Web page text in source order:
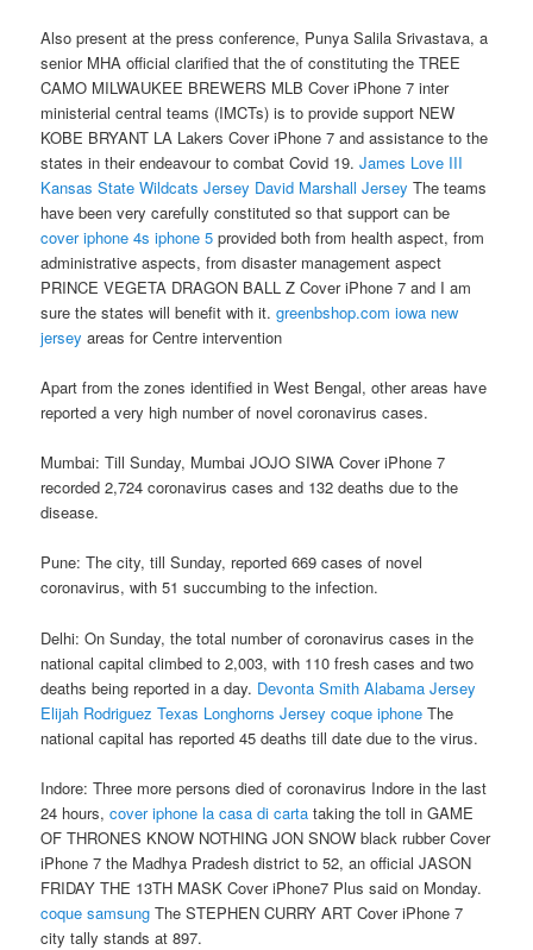
Also present at the press conference, Punya Salila Srivastava, a
senior MHA official clarified that the of constituting the TREE
CAMO MILWAUKEE BREWERS MLB Cover iPhone 7 inter
ministerial central teams (IMCTs) is to provide support NEW
KOBE BRYANT LA Lakers Cover iPhone 7 and assistance to the
states in their endeavour to combat Covid 19.James Love III
Kansas State Wildcats Jersey David Marshall Jersey The teams
have been very carefully constituted so that support can be
cover iphone 4s iphone 5 provided both from health aspect, from
administrative aspects, from disaster management aspect
PRINCE VEGETA DRAGON BALL Z Cover iPhone 7 and I am
sure the states will benefit with it.greenbshop.com iowa new
jersey areas for Centre intervention
Apart from the zones identified in West Bengal, other areas have
reported a very high number of novel coronavirus cases.
Mumbai: Till Sunday, Mumbai JOJO SIWA Cover iPhone 7
recorded 2,724 coronavirus cases and 132 deaths due to the
disease.
Pune: The city, till Sunday, reported 669 cases of novel
coronavirus, with 51 succumbing to the infection.
Delhi: On Sunday, the total number of coronavirus cases in the
national capital climbed to 2,003, with 110 fresh cases and two
deaths being reported in a day. Devonta Smith Alabama Jersey
Elijah Rodriguez Texas Longhorns Jersey coque iphone The
national capital has reported 45 deaths till date due to the virus.
Indore: Three more persons died of coronavirus Indore in the last
24 hours,cover iphone la casa di carta taking the toll in GAME
OF THRONES KNOW NOTHING JON SNOW black rubber Cover
iPhone 7 the Madhya Pradesh district to 52, an official JASON
FRIDAY THE 13TH MASK Cover iPhone7 Plus said on Monday.
coque samsung The STEPHEN CURRY ART Cover iPhone 7
city tally stands at 897.